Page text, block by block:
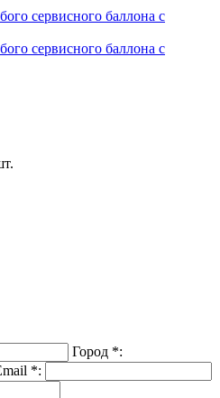
Город *:
*: